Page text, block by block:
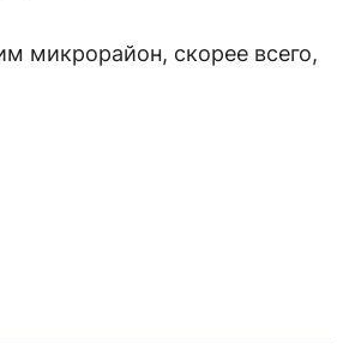
микрорайон, скорее всего,